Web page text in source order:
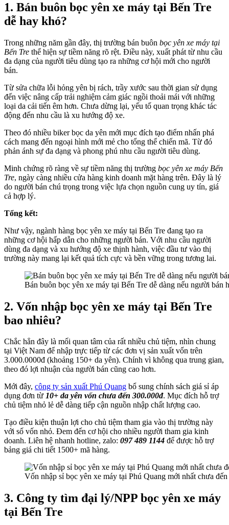
1. Bán buôn bọc yên xe máy tại Bến Tre
dễ hay khó?
Trong những năm gần đây, thị trường bán buôn bọc yên xe máy tại
Bến Tre thể hiện sự tiềm năng rõ rệt. Điều này, xuất phát từ nhu cầu
đa dạng của người tiêu dùng tạo ra những cơ hội mới cho người
bán.
Từ sửa chữa lỗi hỏng yên bị rách, trầy xước sau thời gian sử dụng
đến việc nâng cấp trải nghiệm cảm giác ngồi thoải mái với những
loại da cải tiến êm hơn. Chưa dừng lại, yếu tố quan trọng khác tác
động đến nhu cầu là xu hướng độ xe.
Theo đó nhiều biker bọc da yên mới mục đích tạo điểm nhấn phá
cách mang đến ngoại hình mới mẻ cho tổng thể chiến mã. Từ đó
phản ánh sự đa dạng và phong phú nhu cầu người tiêu dùng.
Minh chứng rõ ràng về sự tiềm năng thị trường bọc yên xe máy Bến
Tre, ngày càng nhiều cửa hàng kinh doanh mặt hàng trên. Đây là lý
do người bán chú trọng trong việc lựa chọn nguồn cung uy tín, giá
cả hợp lý.
Tổng kết:
Như vậy, ngành hàng bọc yên xe máy tại Bến Tre đang tạo ra
những cơ hội hấp dẫn cho những người bán. Với nhu cầu người
dùng đa dạng và xu hướng độ xe thịnh hành, việc đầu tư vào thị
trường này mang lại kết quả tích cực và bền vững trong tương lai.
Bán buôn bọc yên xe máy tại Bến Tre dễ dàng nếu người bán
2. Vốn nhập bọc yên xe máy tại Bến Tre
bao nhiêu?
Chắc hẳn đây là mối quan tâm của rất nhiều chủ tiệm, nhìn chung
tại Việt Nam để nhập trực tiếp từ các đơn vị sản xuất vốn trên
3.000.0000đ (khoảng 150+ da yên). Chính vì không qua trung gian,
theo đó lợi nhuận của người bán cũng cao hơn.
Mới đây, công ty sản xuất Phú Quang bổ sung chính sách giá sỉ áp
dụng đơn từ 10+ da yên vốn chưa đến 300.000đ. Mục đích hỗ trợ
chủ tiệm nhỏ lẻ dễ dàng tiếp cận nguồn nhập chất lượng cao.
Tạo điều kiện thuận lợi cho chủ tiệm tham gia vào thị trường này
với số vốn nhỏ. Đem đến cơ hội cho nhiều người tham gia kinh
doanh. Liên hệ nhanh hotline, zalo: 097 489 1144 để được hỗ trợ
bảng giá chi tiết 1500+ mã hàng.
Vốn nhập sỉ bọc yên xe máy tại Phú Quang mới nhất chưa
3. Công ty tìm đại lý/NPP bọc yên xe máy
tại Bến Tre